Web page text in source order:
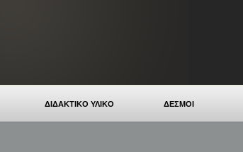
ΔΙΔΑΚΤΙΚΟ ΥΛΙΚΟ ΔΕΣΜΟΙ